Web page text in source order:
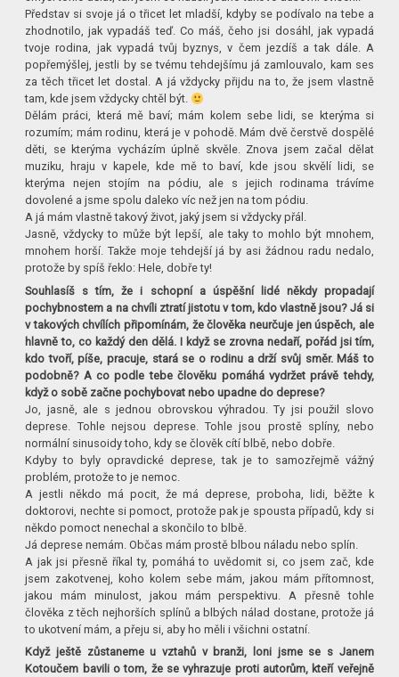
Představ si svoje já o třicet let mladší, kdyby se podívalo na tebe a
zhodnotilo, jak vypadáš teď. Co máš, čeho jsi dosáhl, jak vypadá
tvoje rodina, jak vypadá tvůj byznys, v čem jezdíš a tak dále. A
popřemýšlej, jestli by se tvému tehdejšímu já zamlouvalo, kam ses
za těch třicet let dostal. A já vždycky přijdu na to, že jsem vlastně
tam, kde jsem vždycky chtěl být.
Dělám práci, která mě baví; mám kolem sebe lidi, se kterýma si
rozumím; mám rodinu, která je v pohodě. Mám dvě čerstvě dospělé
děti, se kterýma vycházím úplně skvěle. Znova jsem začal dělat
muziku, hraju v kapele, kde mě to baví, kde jsou skvělí lidi, se
kterýma nejen stojím na pódiu, ale s jejich rodinama trávíme
dovolené a jsme spolu daleko víc než jen na tom pódiu.
A já mám vlastně takový život, jaký jsem si vždycky přál.
Jasně, vždycky to může být lepší, ale taky to mohlo být mnohem,
mnohem horší. Takže moje tehdejší já by asi žádnou radu nedalo,
protože by spíš řeklo: Hele, dobře ty!
Souhlasíš s tím, že i schopní a úspěšní lidé někdy propadají
pochybnostem a na chvíli ztratí jistotu v tom, kdo vlastně jsou? Já si
v takových chvílích připomínám, že člověka neurčuje jen úspěch, ale
hlavně to, co každý den dělá. I když se zrovna nedaří, pořád jsi tím,
kdo tvoří, píše, pracuje, stará se o rodinu a drží svůj směr. Máš to
podobně? A co podle tebe člověku pomáhá vydržet právě tehdy,
když o sobě začne pochybovat nebo upadne do deprese?
Jo, jasně, ale s jednou obrovskou výhradou. Ty jsi použil slovo
deprese. Tohle nejsou deprese. Tohle jsou prostě splíny, nebo
normální sinusoidy toho, kdy se člověk cítí blbě, nebo dobře.
Kdyby to byly opravdické deprese, tak je to samozřejmě vážný
problém, protože to je nemoc.
A jestli někdo má pocit, že má deprese, proboha, lidi, běžte k
doktorovi, nechte si pomoct, protože pak je spousta případů, kdy si
někdo pomoct nenechal a skončilo to blbě.
Já deprese nemám. Občas mám prostě blbou náladu nebo splín.
A jak jsi přesně říkal ty, pomáhá to uvědomit si, co jsem zač, kde
jsem zakotvenej, koho kolem sebe mám, jakou mám přítomnost,
jakou mám minulost, jakou mám perspektivu. A přesně tohle
člověka z těch nejhorších splínů a blbých nálad dostane, protože já
to ukotvení mám, a přeju si, aby ho měli i všichni ostatní.
Když ještě zůstaneme u vztahů v branži, loni jsme se s Janem
Kotoučem bavili o tom, že se vyhrazuje proti autorům, kteří veřejně